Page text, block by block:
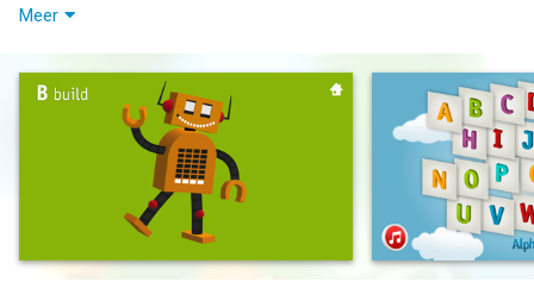
"digging" for treasure or "zapping" alien spaceships, they'll have
a blast learning all of the letters and their sounds.
"AlphaTots is the gold standard of ABC flash card apps." —
Features:
• 26 fun preschool puzzles and mini-games that help kids learn
Meer